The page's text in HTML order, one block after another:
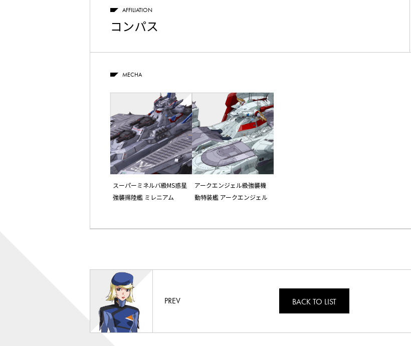
AFFILIATION
コンパス
MECHA
スーパーミネルバ級MS惑星
強襲揚陸艦 ミレニアム
アークエンジェル級強襲機
動特装艦 アークエンジェル
BACK TO LIST